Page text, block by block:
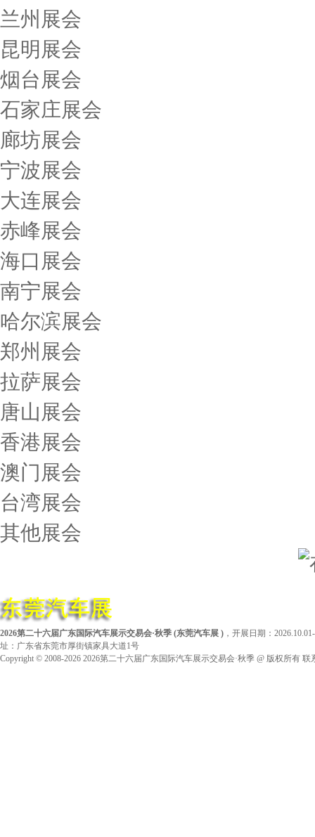
兰州展会
昆明展会
烟台展会
石家庄展会
廊坊展会
宁波展会
大连展会
赤峰展会
海口展会
南宁展会
哈尔滨展会
郑州展会
拉萨展会
唐山展会
香港展会
澳门展会
台湾展会
其他展会
2026第二十六届广东国际汽车展示交易会·秋季 (东莞汽车展 ) ，开展日期：
址：广东省东莞市厚街镇家具大道1号
Copyright © 2008-2026 2026第二十六届广东国际汽车展示交易会·秋季 @ 版权所有 联